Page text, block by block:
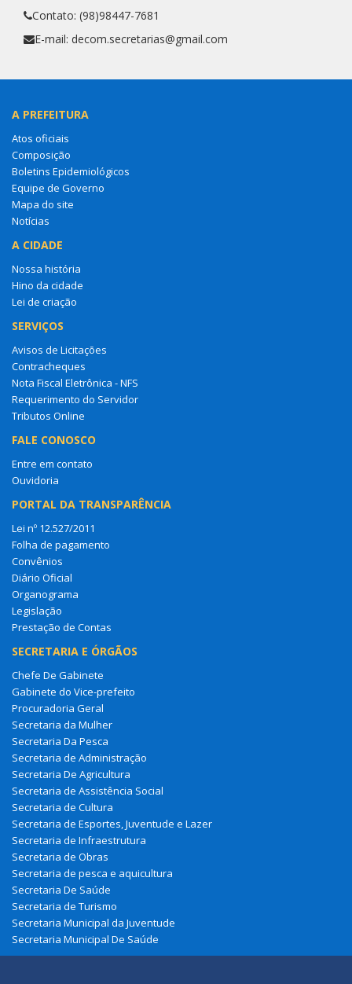
Contato: (98)98447-7681
E-mail: decom.secretarias@gmail.com
A PREFEITURA
Atos oficiais
Composição
Boletins Epidemiológicos
Equipe de Governo
Mapa do site
Notícias
A CIDADE
Nossa história
Hino da cidade
Lei de criação
SERVIÇOS
Avisos de Licitações
Contracheques
Nota Fiscal Eletrônica - NFS
Requerimento do Servidor
Tributos Online
FALE CONOSCO
Entre em contato
Ouvidoria
PORTAL DA TRANSPARÊNCIA
Lei nº 12.527/2011
Folha de pagamento
Convênios
Diário Oficial
Organograma
Legislação
Prestação de Contas
SECRETARIA E ÓRGÃOS
Chefe De Gabinete
Gabinete do Vice-prefeito
Procuradoria Geral
Secretaria da Mulher
Secretaria Da Pesca
Secretaria de Administração
Secretaria De Agricultura
Secretaria de Assistência Social
Secretaria de Cultura
Secretaria de Esportes, Juventude e Lazer
Secretaria de Infraestrutura
Secretaria de Obras
Secretaria de pesca e aquicultura
Secretaria De Saúde
Secretaria de Turismo
Secretaria Municipal da Juventude
Secretaria Municipal De Saúde